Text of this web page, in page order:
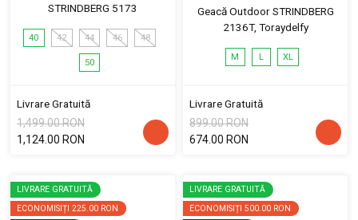
STRINDBERG 5173
40 42 44 46 48
50
Livrare Gratuită
1,499.00 RON
1,124.00 RON
Geacă Outdoor STRINDBERG
2136T, Toraydelfy
M L XL
Livrare Gratuită
899.00 RON
674.00 RON
LIVRARE GRATUITĂ
ECONOMISIȚI 225.00 RON
LIVRARE GRATUITĂ
ECONOMISIȚI 500.00 RON